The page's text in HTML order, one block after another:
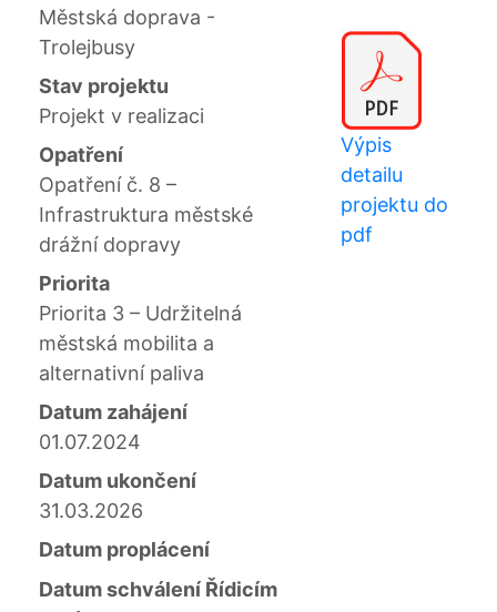
Městská doprava -
Trolejbusy
Stav projektu
Projekt v realizaci
Opatření
Opatření č. 8 –
Infrastruktura městské
drážní dopravy
Priorita
Priorita 3 – Udržitelná
městská mobilita a
alternativní paliva
Datum zahájení
01.07.2024
Datum ukončení
31.03.2026
Datum proplácení
Datum schválení Řídicím
Výpis
detailu
projektu do
pdf